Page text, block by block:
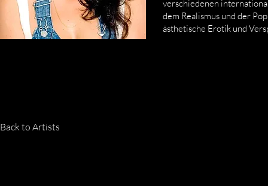
verschiedenen
dem Realismus und der
ästhetische Erotik und
Back to Artists